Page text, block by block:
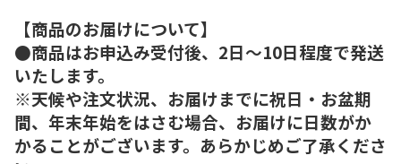
【商品のお届けについて】
●商品はお申込み受付後、2日～10日程度で発送
いたします。
※天候や注文状況、お届けまでに祝日・お盆期
間、年末年始をはさむ場合、お届けに日数がか
かることがございます。あらかじめご了承くださ